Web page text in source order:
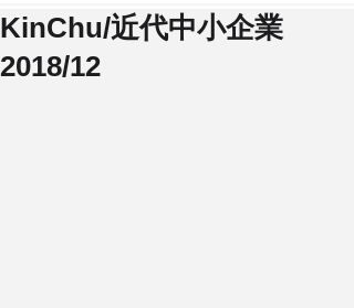
KinChu/近代中小企業
2018/12